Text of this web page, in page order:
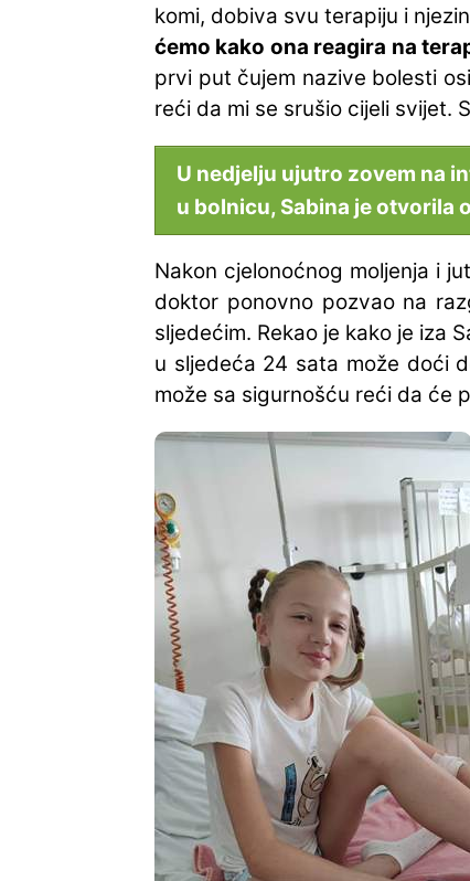
komi, dobiva svu terapiju i
ćemo kako ona reagira na
prvi put čujem nazive bolesti
reći da mi se srušio cijeli svijet.
U nedjelju ujutro zovem na
u bolnicu, Sabina je otvorila
Nakon cjelonoćnog moljenja i
doktor ponovno pozvao na
sljedećim. Rekao je kako je iza
u sljedeća 24 sata može doći
može sa sigurnošću reći da će